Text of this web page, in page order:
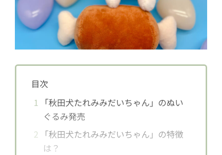
目次
1
「秋田犬たれみみだいちゃん」のぬい
ぐるみ発売
2 「秋田犬たれみみだいちゃん」の特徴
は？